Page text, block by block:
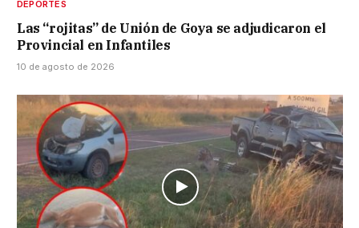
DEPORTES
Las “rojitas” de Unión de Goya se adjudicaron el
Provincial en Infantiles
10 de agosto de 2026